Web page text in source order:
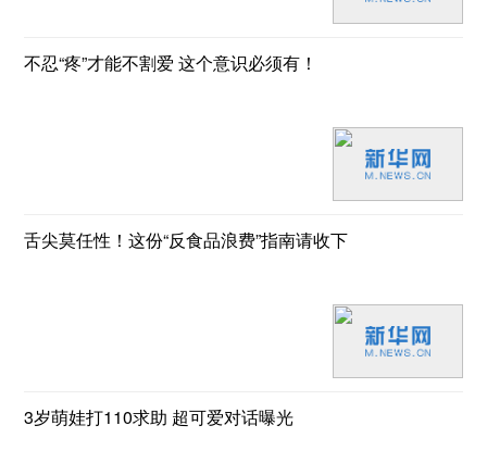
不忍“疼”才能不割爱 这个意识必须有！
舌尖莫任性！这份“反食品浪费”指南请收下
3岁萌娃打110求助 超可爱对话曝光